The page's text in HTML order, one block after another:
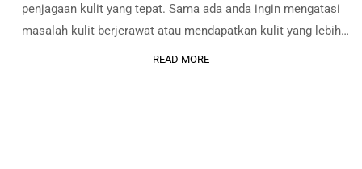
penjagaan kulit yang tepat. Sama ada anda ingin mengatasi
masalah kulit berjerawat atau mendapatkan kulit yang lebih
glowing, pemilihan pencuci muka dan toner yang sesuai
READ MORE